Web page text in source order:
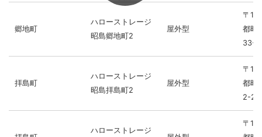
郷地町
ハローストレージ
昭島郷地町2
屋外型
〒
都昭
33-
拝島町
ハローストレージ
昭島拝島町2
屋外型
〒
都昭
2-22
ハローストレージ
〒